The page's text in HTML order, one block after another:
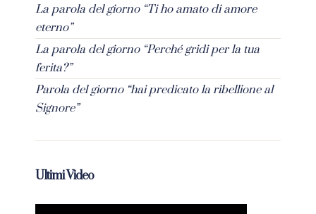
La parola del giorno “Ti ho amato di amore
eterno”
La parola del giorno “Perché gridi per la tua
ferita?”
Parola del giorno “hai predicato la ribellione al
Signore”
Ultimi Video